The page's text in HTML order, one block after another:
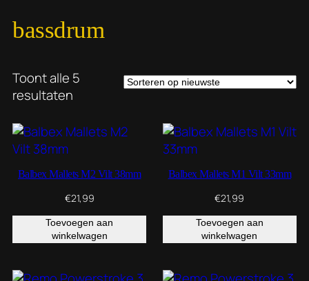
bassdrum
Toont alle 5
resultaten Gesorteerd
nieuwste
Balbex Mallets M2 Vilt 38mm
€21,99
Toevoegen aan
winkelwagen
Balbex Mallets M1 Vilt 33mm
€21,99
Toevoegen aan
winkelwagen